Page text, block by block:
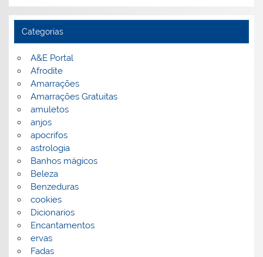
Categorias
A&E Portal
Afrodite
Amarrações
Amarrações Gratuitas
amuletos
anjos
apocrifos
astrologia
Banhos mágicos
Beleza
Benzeduras
cookies
Dicionarios
Encantamentos
ervas
Fadas